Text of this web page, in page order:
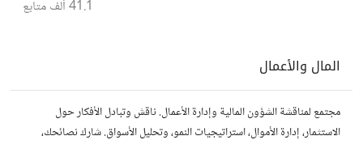
41.1 ألف متابع
المال والأعمال
مجتمع لمناقشة الشؤون المالية وإدارة الأعمال. ناقش وتبادل الأفكار حول
الاستثمار، إدارة الأموال، استراتيجيات النمو، وتحليل الأسواق. شارك نصائحك،